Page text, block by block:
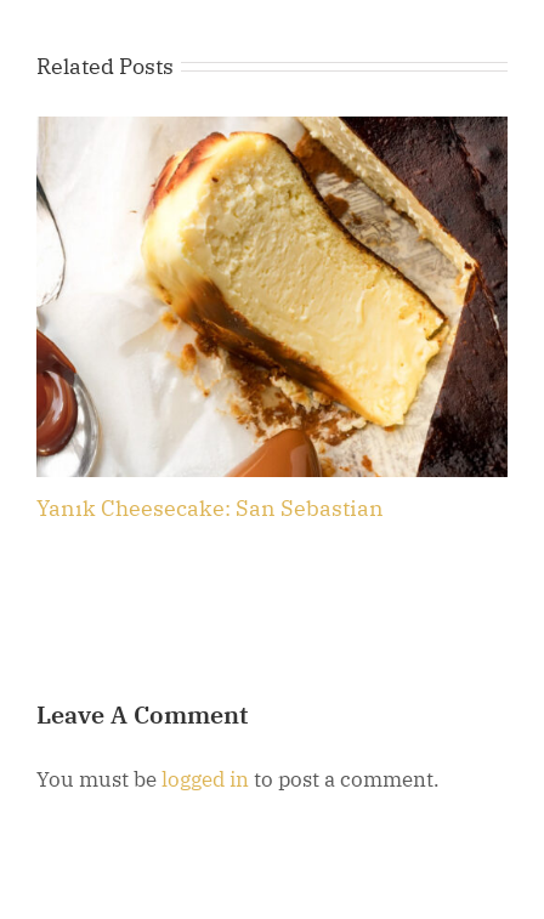
Related Posts
Yanık Cheesecake: San Sebastian
Leave A Comment
You must belogged into post a comment.